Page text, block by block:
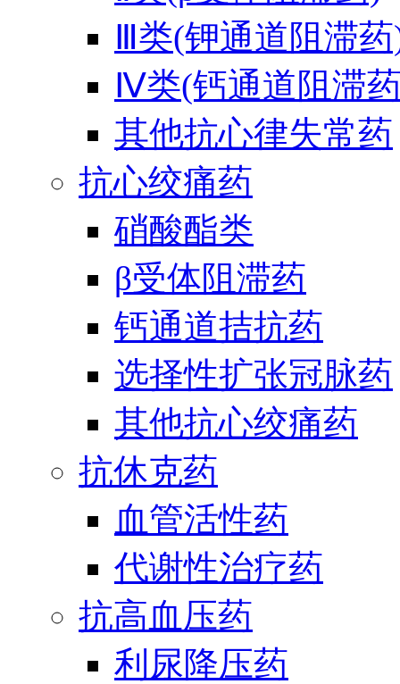
Ⅲ类(钾通道阻滞
Ⅳ类(钙通道阻滞
其他抗心律失常药
抗心绞痛药
硝酸酯类
β受体阻滞药
钙通道拮抗药
选择性扩张冠脉药
其他抗心绞痛药
抗休克药
血管活性药
代谢性治疗药
抗高血压药
利尿降压药